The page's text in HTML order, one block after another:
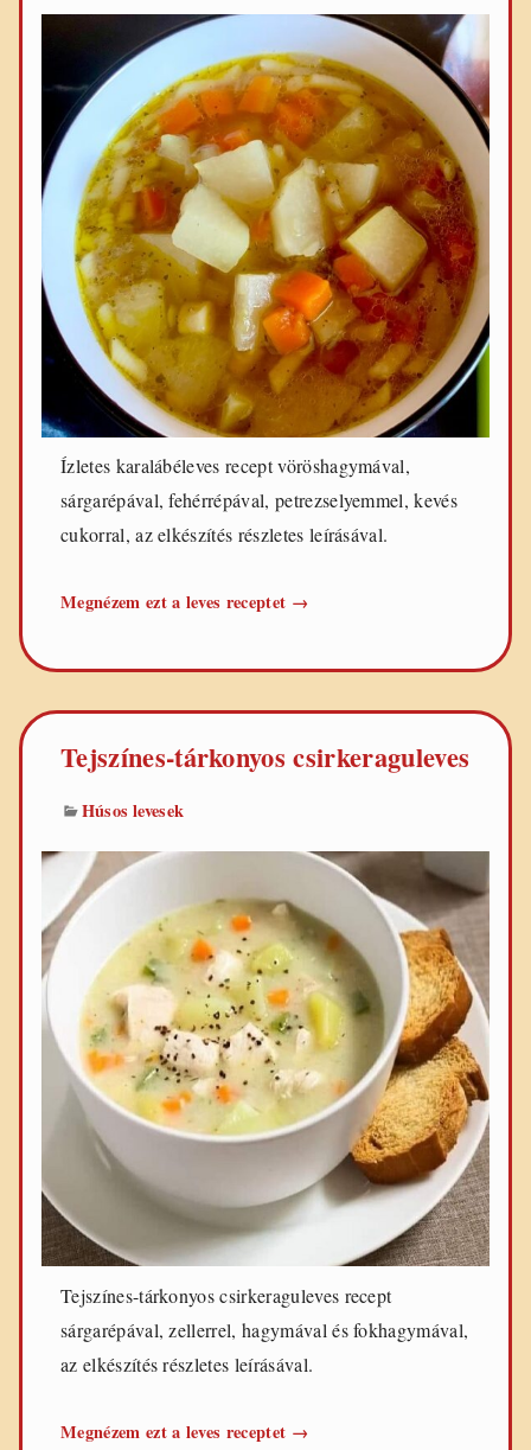
Ízletes karalábéleves recept vöröshagymával,
sárgarépával, fehérrépával, petrezselyemmel, kevés
cukorral, az elkészítés részletes leírásával.
Megnézem ezt a leves receptet Ízletes
→
Tejszínes-tárkonyos csirkeraguleves
Húsos levesek
Tejszínes-tárkonyos csirkeraguleves recept
sárgarépával, zellerrel, hagymával és fokhagymával,
az elkészítés részletes leírásával.
Megnézem ezt a leves receptet Tejszínes-
→